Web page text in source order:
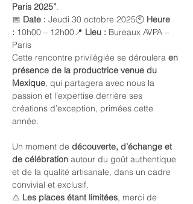
Paris 2025”.
📅 Date : Jeudi 30 octobre 2025🕙 Heure
: 10h00 – 12h00📍 Lieu : Bureaux AVPA –
Paris
Cette rencontre privilégiée se déroulera en
présence de la productrice venue du
Mexique, qui partagera avec nous la
passion et l’expertise derrière ses
créations d’exception, primées cette
année.
Un moment de découverte, d’échange et
de célébration autour du goût authentique
et de la qualité artisanale, dans un cadre
convivial et exclusif.
⚠️ Les places étant limitées, merci de